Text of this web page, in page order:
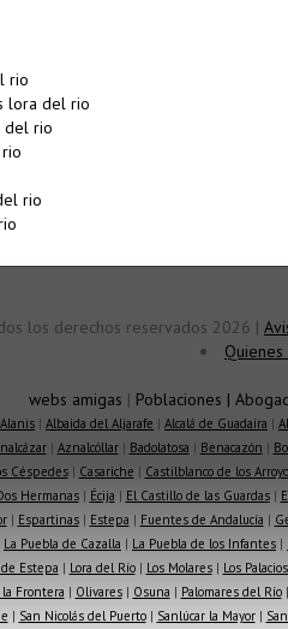
rio
lora del rio
del rio
rio
los derechos reservados 2026 |
Quienes
webs amigas | Poblaciones |
Alanis | Albaida del Aljarafe | Alcalá de Guadaíra |
| Aznalcóllar| Badolatosa | Benacazón |
Céspedes| Casariche | Castilblanco de los
Hermanas| Écija | El Castillo de las Guardas|
| Espartinas| Estepa | Fuentes de Andalucía |
La Puebla de Cazalla | La Puebla de los Infantes |
de Estepa | Lora del Río| Los Molares| Los
Frontera | Olivares| Osuna | Palomares del Río|
| San Nicolás del Puerto| Sanlúcar la Mayor|